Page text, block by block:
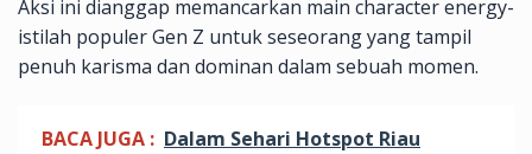
Aksi ini dianggap memancarkan main character energy-
istilah populer Gen Z untuk seseorang yang tampil
penuh karisma dan dominan dalam sebuah momen.
BACA JUGA : Dalam Sehari Hotspot Riau